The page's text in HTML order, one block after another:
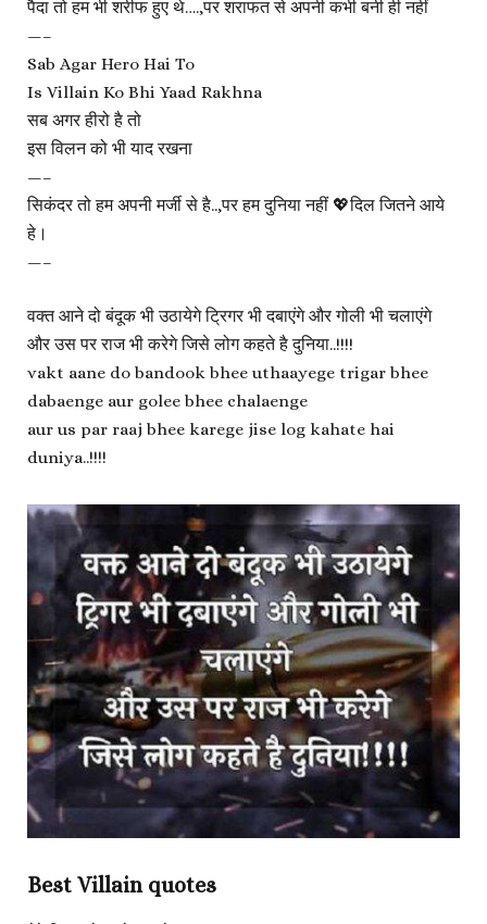
पैदा तो हम भी शरीफ हुए थे….,पर शराफत से अपनी कभी बनी ही नहीं
—–
Sab Agar Hero Hai To
Is Villain Ko Bhi Yaad Rakhna
सब अगर हीरो है तो
इस विलन को भी याद रखना
—–
सिकंदर तो हम अपनी मर्जी से है..,पर हम दुनिया नहीं 💖दिल जितने आये
हे।
—–
वक्त आने दो बंदूक भी उठायेगे ट्रिगर भी दबाएंगे और गोली भी चलाएंगे
और उस पर राज भी करेगे जिसे लोग कहते है दुनिया..!!!!
vakt aane do bandook bhee uthaayege trigar bhee
dabaenge aur golee bhee chalaenge
aur us par raaj bhee karege jise log kahate hai
duniya..!!!!
Best Villain quotes